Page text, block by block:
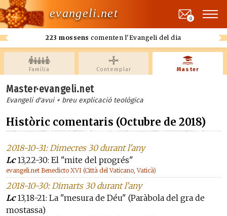
evangeli.net
223 mossens comenten l'Evangeli del dia
0
Família Contemplar Master
Master·evangeli.net
Evangeli d'avui + breu explicació teològica
Històric comentaris (Octubre de 2018)
2018-10-31: Dimecres 30 durant l'any
Lc13,22-30: El "mite del progrés"
evangeli.net Benedicto XVI (Città del Vaticano, Vaticà)
2018-10-30: Dimarts 30 durant l'any
Lc13,18-21: La "mesura de Déu" (Paràbola del gra de
mostassa)